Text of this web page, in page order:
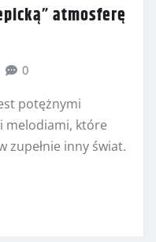
atmosferę
0
potężnymi
melodiami, które
zupełnie inny świat.